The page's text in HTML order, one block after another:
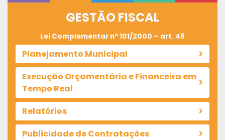
GESTÃO FISCAL
Lei Complementar nº 101/2000 – art. 48
Planejamento Municipal
Execução Orçamentária e Financeira em
Tempo Real
Relatórios
Publicidade de Contratações